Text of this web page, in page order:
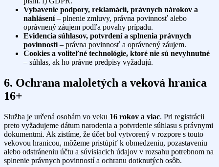
Vybavenie podpory, reklamácií, právnych nárokov a
nahlásení– plnenie zmluvy, právna povinnosť alebo
oprávnený záujem podľa povahy prípadu.
Evidencia súhlasov, potvrdení a splnenia právnych
povinností– právna povinnosť a oprávnený záujem.
Cookies a voliteľné technológie, ktoré nie sú nevyhnutné
– súhlas, ak ho právne predpisy vyžadujú.
6. Ochrana maloletých a veková hranica
16+
Služba je určená osobám vo veku 16 rokov a viac. Pri registrácii
preto vyžadujeme dátum narodenia a potvrdenie súhlasu s právnymi
dokumentmi. Ak zistíme, že účet bol vytvorený v rozpore s touto
vekovou hranicou, môžeme pristúpiť k obmedzeniu, pozastaveniu
alebo odstráneniu účtu a súvisiacich údajov v rozsahu potrebnom na
splnenie právnych povinností a ochranu dotknutých osôb.